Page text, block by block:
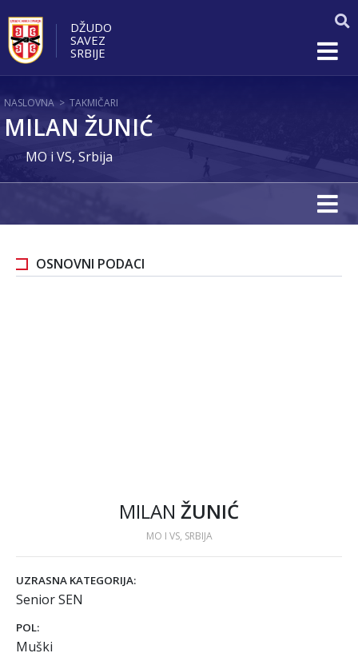
DŽUDO
SAVEZ
SRBIJE
NASLOVNA > TAKMIČARI
MILAN ŽUNIĆ
MO i VS, Srbija
OSNOVNI PODACI
MILAN ŽUNIĆ
MO I VS, SRBIJA
UZRASNA KATEGORIJA:
Senior SEN
POL:
Muški